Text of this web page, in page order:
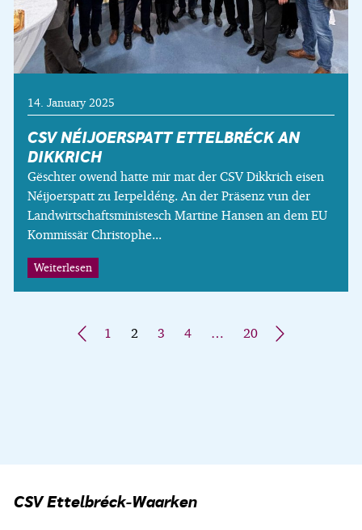
CSV NÉIJOERSPATT ETTELBRÉCK AN
DIKKRICH
Gëschter owend hatte mir mat der CSV Dikkrich eisen
Néijoerspatt zu Ierpeldéng. An der Präsenz vun der
Landwirtschaftsministesch Martine Hansen an dem EU
Kommissär Christophe...
Weiterlesen
14. January 2025
« 1 2 3 4 … 20 »
CSV Ettelbréck-Waarken